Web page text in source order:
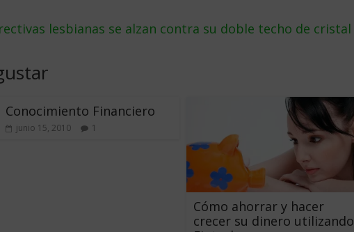
lesbianas se alzan contra su doble techo de cristal
Conocimiento Financiero
junio 15, 2010 1
Cómo ahorrar y hacer
crecer su dinero utilizando